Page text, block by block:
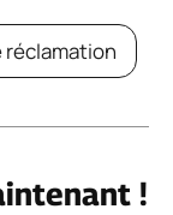
réclamation
!